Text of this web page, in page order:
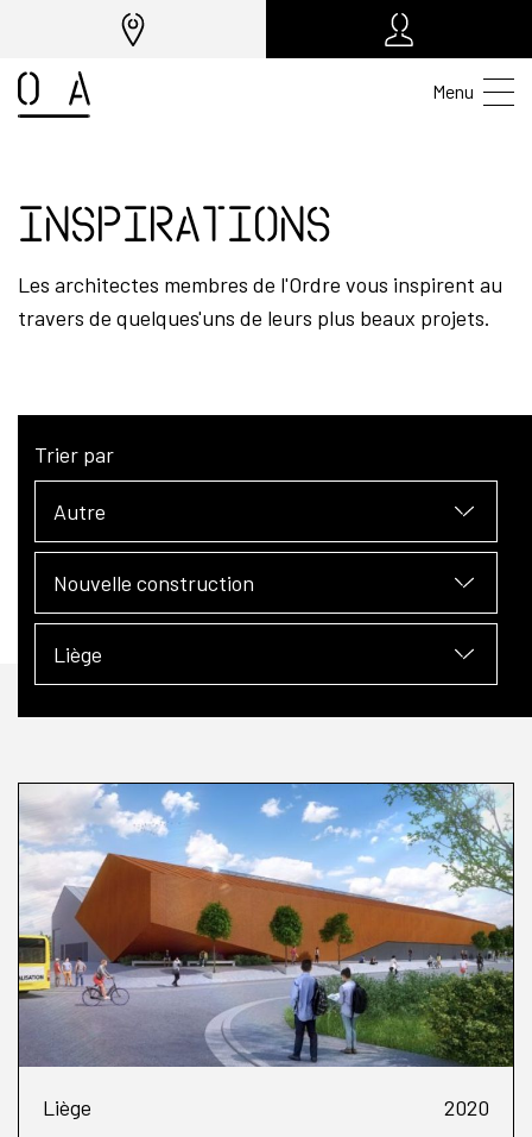
Menu
Inspirations
Les architectes membres de l'Ordre vous inspirent au
travers de quelques'uns de leurs plus beaux projets.
Trier par
Autre
Nouvelle construction
Liège
Liège 2020